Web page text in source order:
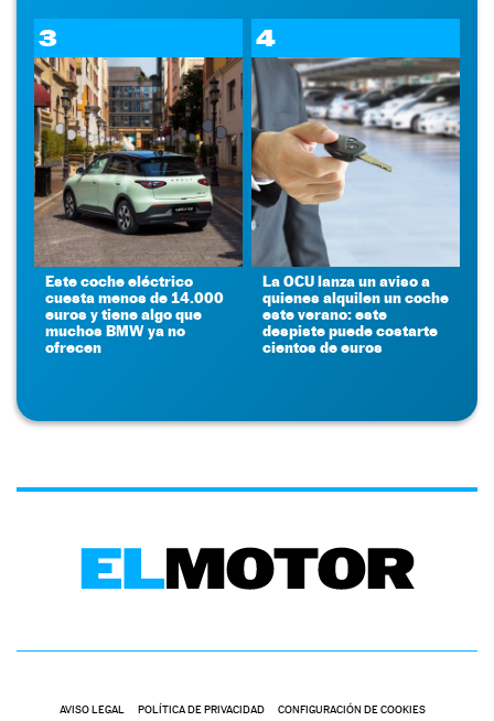
3
Este coche eléctrico
cuesta menos de 14.000
euros y tiene algo que
muchos BMW ya no
ofrecen
4
La OCU lanza un aviso a
quienes alquilen un coche
este verano: este
despiste puede costarte
cientos de euros
AVISO LEGAL POLÍTICA DE PRIVACIDAD CONFIGURACIÓN DE COOKIES